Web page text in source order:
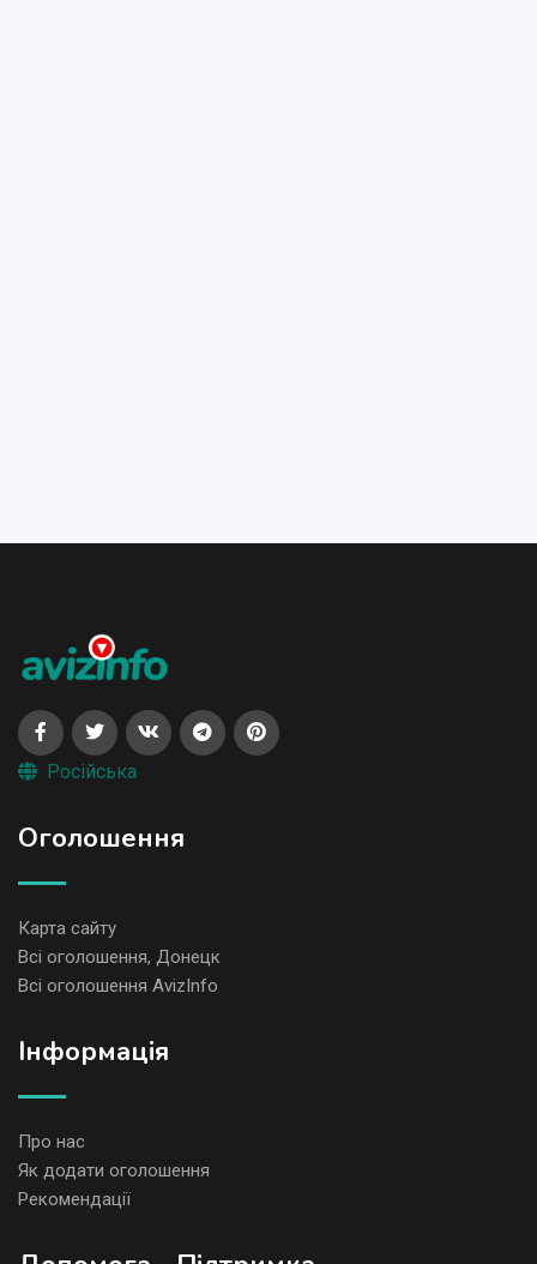
Російська
Оголошення
Карта сайту
Всі оголошення, Донецк
Всі оголошення AvizInfo
Iнформація
Про нас
Як додати оголошення
Рекомендації